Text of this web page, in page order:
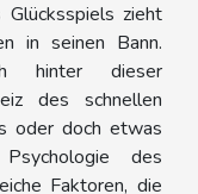
Glücksspiels zieht
in seinen Bann.
hinter dieser
des schnellen
oder doch etwas
des
Faktoren, die